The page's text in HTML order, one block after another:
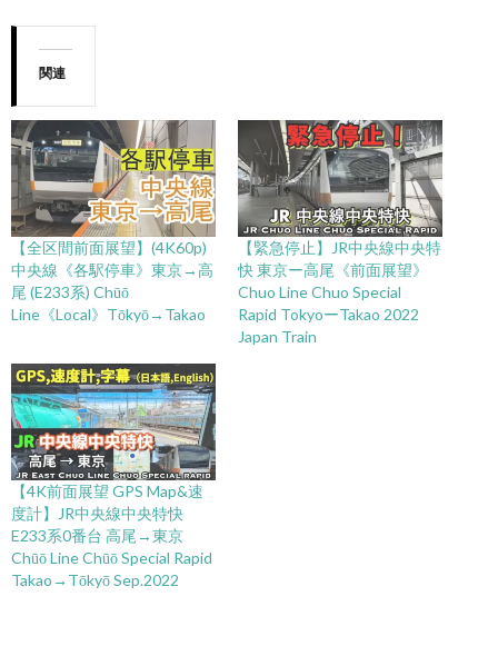
関連
【全区間前面展望】(4K60p)
中央線《各駅停車》東京→高
尾 (E233系) Chūō
Line《Local》Tōkyō→Takao
【緊急停止】JR中央線中央特
快 東京ー高尾《前面展望》
Chuo Line Chuo Special
Rapid TokyoーTakao 2022
Japan Train
【4K前面展望 GPS Map&速
度計】JR中央線中央特快
E233系0番台 高尾→東京
Chūō Line Chūō Special Rapid
Takao→Tōkyō Sep.2022